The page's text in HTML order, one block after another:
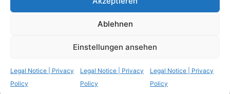
Ablehnen
Einstellungen ansehen
Legal Notice | Privacy
Policy
Legal Notice | Privacy
Policy
Legal Notice | Privacy
Policy
© 2026 Archiv Frau und Musik
• Built with
GeneratePress